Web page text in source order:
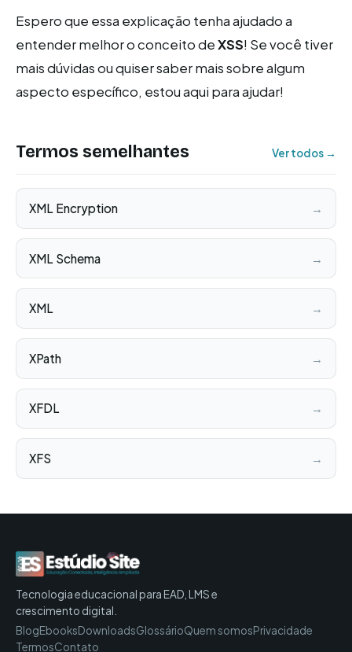
Espero que essa explicação tenha ajudado a
entender melhor o conceito deXSS! Se você tiver
mais dúvidas ou quiser saber mais sobre algum
aspecto específico, estou aqui para ajudar!
Termos semelhantes Ver todos →
XML Encryption →
XML Schema →
XML →
XPath →
XFDL →
XFS →
Tecnologia educacional para EAD, LMS e
crescimento digital.
BlogEbooksDownloadsGlossárioQuem somosPrivacidade
TermosContato